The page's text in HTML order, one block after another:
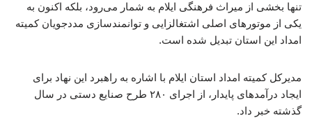
تنها بخشی از میراث فرهنگی ایلام به شمار می‌رود، بلکه اکنون به
یکی از موتورهای اصلی اشتغالزایی و توانمندسازی مددجویان کمیته
امداد این استان تبدیل شده است.
مدیرکل کمیته امداد استان ایلام با اشاره به راهبرد این نهاد برای
ایجاد درآمدهای پایدار، از اجرای ۲۸۰ طرح صنایع دستی در سال
گذشته خبر داد.